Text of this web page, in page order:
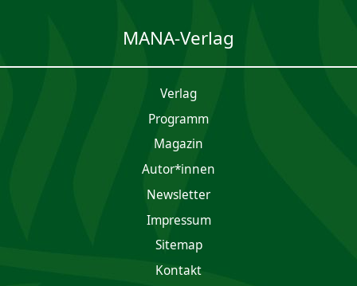
MANA-Verlag
Verlag
Programm
Magazin
Autor*innen
Newsletter
Impres­sum
Sitemap
Kontakt